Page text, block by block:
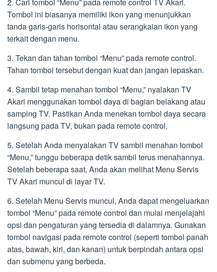
Tombol ini biasanya memiliki ikon yang menunjukkan
tanda garis-garis horisontal atau serangkaian ikon yang
terkait dengan menu.
3. Tekan dan tahan tombol “Menu” pada remote control.
Tahan tombol tersebut dengan kuat dan jangan lepaskan.
4. Sambil tetap menahan tombol “Menu,” nyalakan TV
Akari menggunakan tombol daya di bagian belakang atau
samping TV. Pastikan Anda menekan tombol daya secara
langsung pada TV, bukan pada remote control.
5. Setelah Anda menyalakan TV sambil menahan tombol
“Menu,” tunggu beberapa detik sambil terus menahannya.
Setelah beberapa saat, Anda akan melihat Menu Servis
TV Akari muncul di layar TV.
6. Setelah Menu Servis muncul, Anda dapat mengeluarkan
tombol “Menu” pada remote control dan mulai menjelajahi
opsi dan pengaturan yang tersedia di dalamnya. Gunakan
tombol navigasi pada remote control (seperti tombol panah
atas, bawah, kiri, dan kanan) untuk berpindah antara opsi
dan submenu yang berbeda.